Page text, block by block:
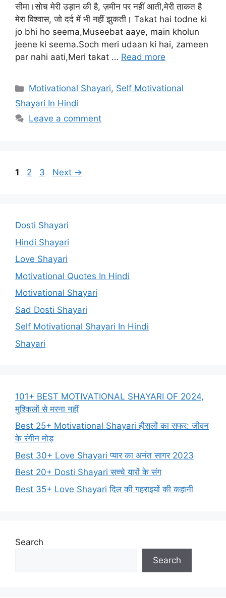
सीमा।सोच मेरी उड़ान की है, ज़मीन पर नहीं आती,मेरी ताकत है
मेरा विश्वास, जो दर्द में भी नहीं झुकती। Takat hai todne ki
jo bhi ho seema,Museebat aaye, main kholun
jeene ki seema.Soch meri udaan ki hai, zameen
par nahi aati,Meri takat … Read more
Categories
Motivational Shayari, Self Motivational
Shayari In Hindi
Leave a comment
Page
1 Page
2 Page
3 Next →
Dosti Shayari
Hindi Shayari
Love Shayari
Motivational Quotes In Hindi
Motivational Shayari
Sad Dosti Shayari
Self Motivational Shayari In Hindi
Shayari
101+ BEST MOTIVATIONAL SHAYARI OF 2024,
मुश्किलों से मरना नहीं
Best 25+ Motivational Shayari हौसलों का सफर: जीवन
के रंगीन मोड़
Best 30+ Love Shayari प्यार का अनंत सागर 2023
Best 20+ Dosti Shayari सच्चे यारों के संग
Best 35+ Love Shayari दिल की गहराइयों की कहानी
Search
Search